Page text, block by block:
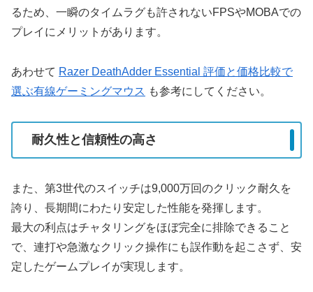
るため、一瞬のタイムラグも許されないFPSやMOBAでの
プレイにメリットがあります。
あわせて Razer DeathAdder Essential 評価と価格比較で
選ぶ有線ゲーミングマウス も参考にしてください。
耐久性と信頼性の高さ
また、第3世代のスイッチは9,000万回のクリック耐久を
誇り、長期間にわたり安定した性能を発揮します。
最大の利点はチャタリングをほぼ完全に排除できること
で、連打や急激なクリック操作にも誤作動を起こさず、安
定したゲームプレイが実現します。